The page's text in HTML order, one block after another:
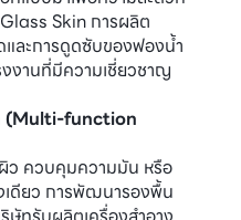
Skin การผลิต
ละการดูดซับของฟองน้ำ
งานที่มีความเชี่ยวชาญ
function
ควบคุมความมัน หรือ
ดียว การพัฒนารองพื้น